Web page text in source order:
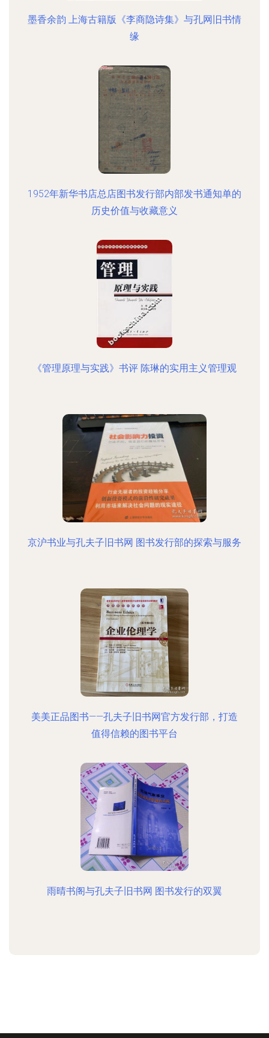
墨香余韵 上海古籍版《李商隐诗集》与孔网旧书情
缘
1952年新华书店总店图书发行部内部发书通知单的
历史价值与收藏意义
《管理原理与实践》书评 陈琳的实用主义管理观
京沪书业与孔夫子旧书网 图书发行部的探索与服务
美美正品图书——孔夫子旧书网官方发行部，打造
值得信赖的图书平台
雨晴书阁与孔夫子旧书网 图书发行的双翼